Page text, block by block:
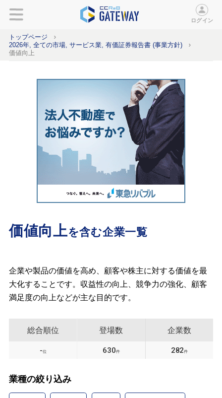
ログイン
トップページ
2026年, 全ての市場, サービス業, 有価証券報告書 (事業方針)
価値向上
価値向上を含む企業一覧
企業や製品の価値を高め、顧客や株主に対する価値を最
大化することです。収益性の向上、競争力の強化、顧客
満足度の向上などが主な目的です。
総合順位
-位
登場数
630件
企業数
282件
業種の絞り込み